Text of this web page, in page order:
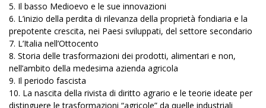
5. Il basso Medioevo e le sue innovazioni
6. L’inizio della perdita di rilevanza della proprietà fondiaria e la
prepotente crescita, nei Paesi sviluppati, del settore secondario
7. L’Italia nell’Ottocento
8. Storia delle trasformazioni dei prodotti, alimentari e non,
nell’ambito della medesima azienda agricola
9. Il periodo fascista
10. La nascita della rivista di diritto agrario e le teorie ideate per
distinguere le trasformazioni “agricole” da quelle industriali